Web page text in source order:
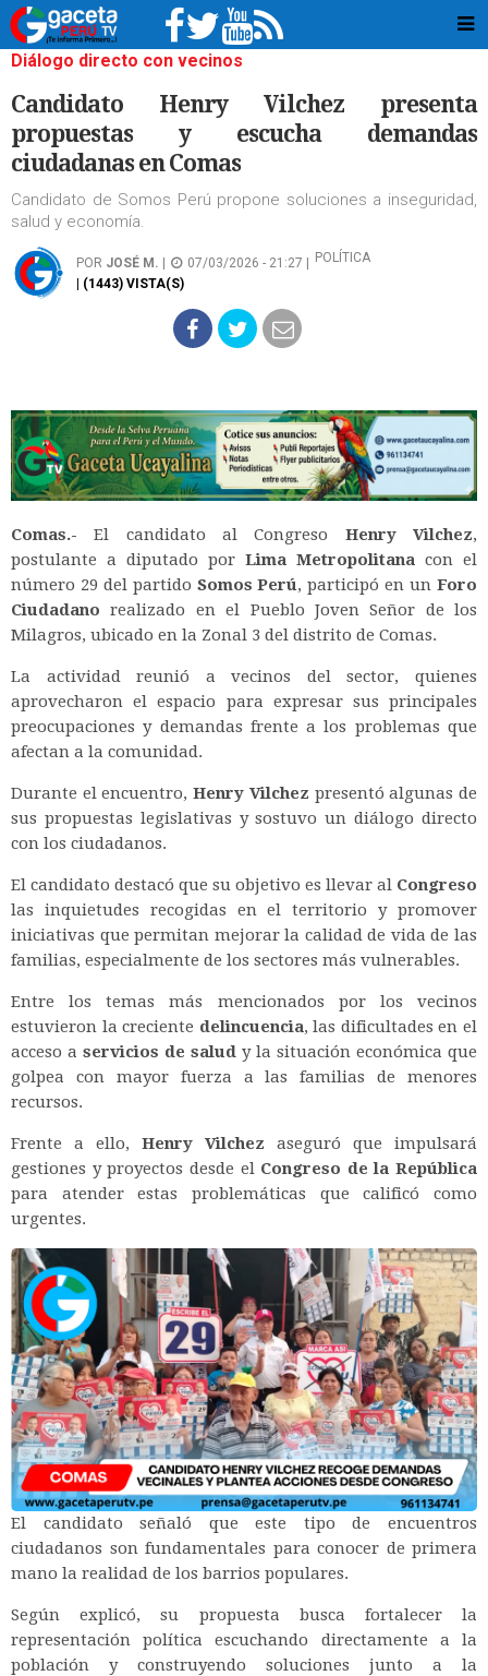
Diálogo directo con vecinos
Candidato Henry Vilchez presenta
propuestas y escucha demandas
ciudadanas en Comas
Candidato de Somos Perú propone soluciones a inseguridad,
salud y economía.
POR JOSÉ M. 07/03/2026 - 21:27 |
POLÍTICA
| (1443) VISTA(S)
Comas.- El candidato al Congreso Henry Vilchez,
postulante a diputado por Lima Metropolitana con el
número 29 del partido Somos Perú, participó en unForo
Ciudadano realizado en el Pueblo Joven Señor de los
Milagros, ubicado en la Zonal 3 del distrito de Comas.
La actividad reunió a vecinos del sector, quienes
aprovecharon el espacio para expresar sus principales
preocupaciones y demandas frente a los problemas que
afectan a la comunidad.
Durante el encuentro,Henry Vilchez presentó algunas de
sus propuestas legislativas y sostuvo un diálogo directo
con los ciudadanos.
El candidato destacó que su objetivo es llevar al Congreso
las inquietudes recogidas en el territorio y promover
iniciativas que permitan mejorar la calidad de vida de las
familias, especialmente de los sectores más vulnerables.
Entre los temas más mencionados por los vecinos
estuvieron la creciente delincuencia, las dificultades en el
acceso a servicios de salud y la situación económica que
golpea con mayor fuerza a las familias de menores
recursos.
Frente a ello, Henry Vilchez aseguró que impulsará
gestiones y proyectos desde el Congreso de la República
para atender estas problemáticas que calificó como
urgentes.
El candidato señaló que este tipo de encuentros
ciudadanos son fundamentales para conocer de primera
mano la realidad de los barrios populares.
Según explicó, su propuesta busca fortalecer la
representación política escuchando directamente a la
población y construyendo soluciones junto a la